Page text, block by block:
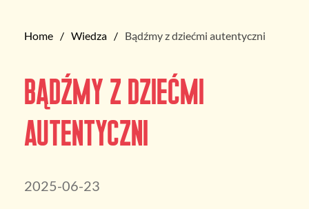
Home Wiedza Bądźmy z dziećmi autentyczni
Bądźmy z dziećmi
autentyczni
2025-06-23